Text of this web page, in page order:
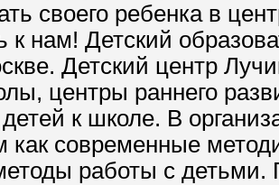
своего ребенка в
к нам! Детский
Детский центр
центры раннего
детей к школе. В
как современные
работы с детьми.